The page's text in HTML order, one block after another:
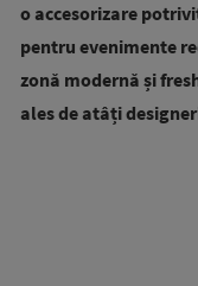
o accesorizare
pentru evenimente
zonă modernă și
ales de atâți